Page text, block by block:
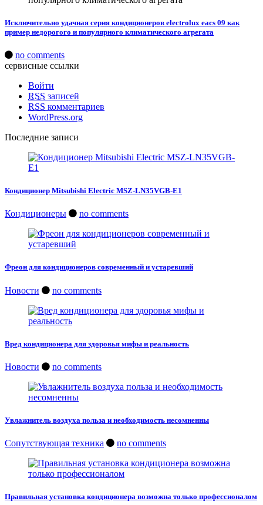
Исключительно удачная серия кондиционеров electrolux eacs 09 как
пример недорогого и популярного климатического агрегата
no comments
сервисные ссылки
Войти
RSS записей
RSS комментариев
WordPress.org
Последние записи
Кондиционер Mitsubishi Electric MSZ-LN35VGB-E1
Кондиционеры no comments
Фреон для кондиционеров современный и устаревший
Новости no comments
Вред кондиционера для здоровья мифы и реальность
Новости no comments
Увлажнитель воздуха польза и необходимость несомненны
Сопутствующая техника no comments
Правильная установка кондиционера возможна только профессионалом